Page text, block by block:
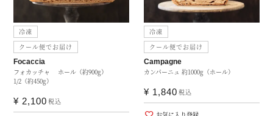
冷凍
クール便でお届け
フォカッチャ ホール（約900g）
1/2（約450g）
Focaccia
¥ 2,100 税込
冷凍
クール便でお届け
カンパーニュ 約1000g（ホール）
Campagne
¥ 1,840 税込